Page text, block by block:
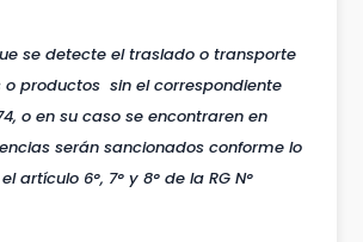
se detecte el traslado o transporte
productos sin el correspondiente
o en su caso se encontraren en
serán sancionados conforme lo
artículo 6°, 7° y 8° de la RG N°